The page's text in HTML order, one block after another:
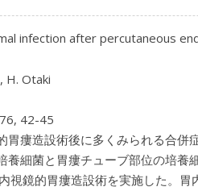
infection after percutaneous
H. Otaki
42-45
胃瘻造設術後に多くみられる合
養細菌と胃瘻チューブ部位の培
視鏡的胃瘻造設術を実施した。